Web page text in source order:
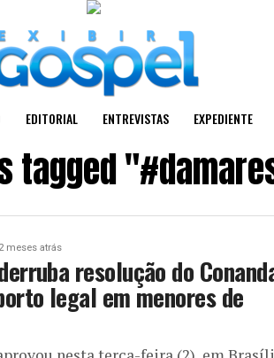
EDITORIAL ENTREVISTAS EXPEDIENTE
tagged
2 meses atrás
resolução do
legal em menores de